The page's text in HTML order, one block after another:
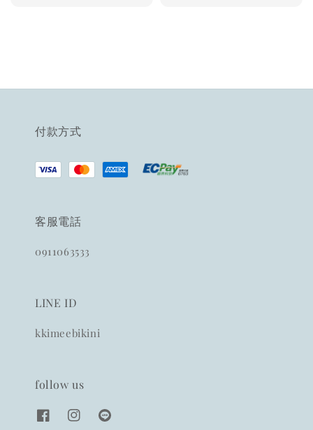
付款方式
客服電話
0911063533
LINE ID
kkimeebikini
follow us